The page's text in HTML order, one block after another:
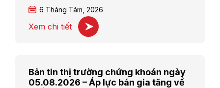
6 Tháng Tám, 2026
Xem chi tiết
Bản tin thị trường chứng khoán ngày
05.08.2026 – Áp lực bán gia tăng về